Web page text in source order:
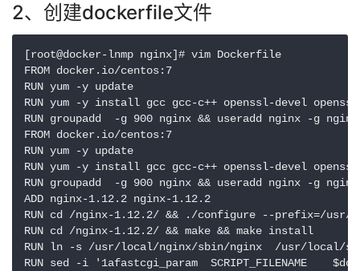
2、创建dockerfile文件
[root@docker-lnmp nginx]# vim Dockerfile
FROM docker.io/centos:7
RUN yum -y update
RUN yum -y install gcc gcc-c++ openssl-devel
RUN groupadd  -g 900 nginx && useradd nginx -g
FROM docker.io/centos:7
RUN yum -y update
RUN yum -y install gcc gcc-c++ openssl-devel
RUN groupadd  -g 900 nginx && useradd nginx -g
ADD nginx-1.12.2 nginx-1.12.2
RUN cd /nginx-1.12.2/ && ./configure --prefix=/usr/
RUN cd /nginx-1.12.2/ && make && make install
RUN ln -s /usr/local/nginx/sbin/nginx  /usr/local/
RUN sed -i '1afastcgi_param  SCRIPT_FILENAME